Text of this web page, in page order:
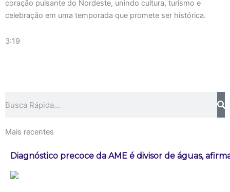
coração pulsante do Nordeste, unindo cultura, turismo e
celebração em uma temporada que promete ser histórica.
3:19
Mais recentes
Diagnóstico precoce da AME é divisor de águas,